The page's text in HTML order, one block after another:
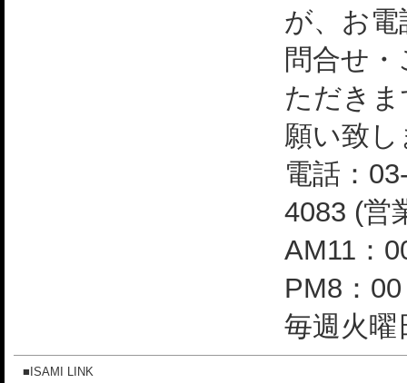
が、お
問合せ
ただき
願い致
電話：
4083 (営
AM11：
PM8：
毎週火曜
■ISAMI LINK